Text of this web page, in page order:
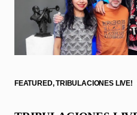
FEATURED,TRIBULACIONES LIVE!